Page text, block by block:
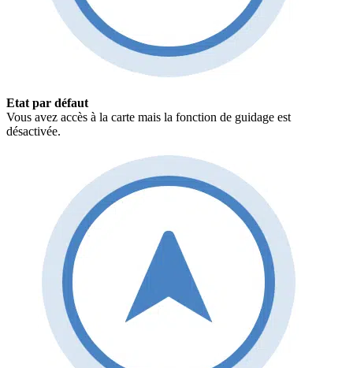
Etat par défaut
Vous avez accès à la carte mais la fonction de guidage est
désactivée.